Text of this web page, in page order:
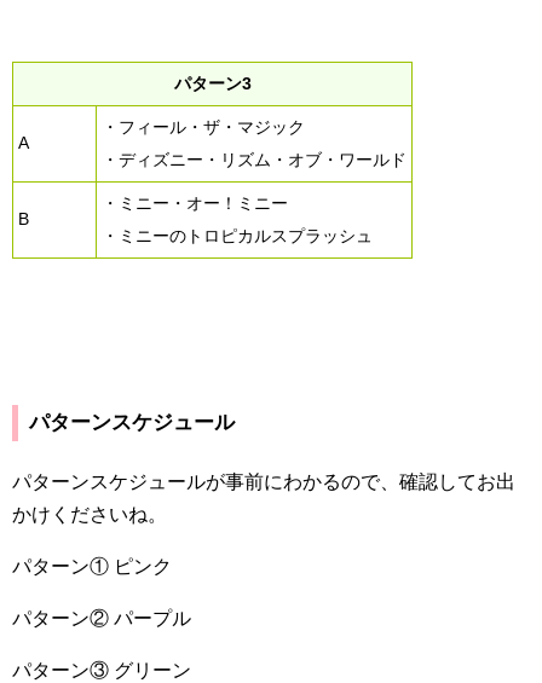
パターン3
A
・フィール・ザ・マジック
・ディズニー・リズム・オブ・ワールド
B
・ミニー・オー！ミニー
・ミニーのトロピカルスプラッシュ
パターンスケジュール
パターンスケジュールが事前にわかるので、確認してお出
かけくださいね。
パターン① ピンク
パターン② パープル
パターン③ グリーン